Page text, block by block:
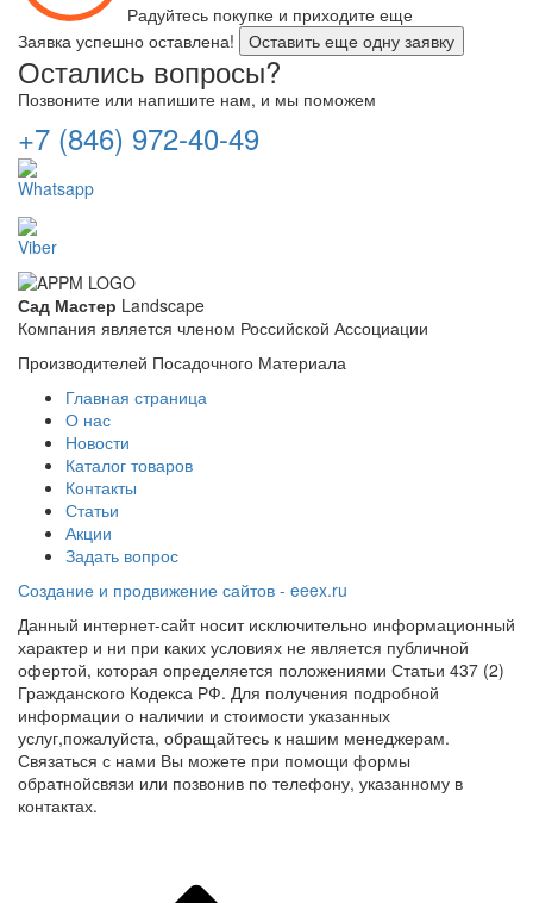
Радуйтесь покупке и приходите еще
Заявка успешно оставлена!
Оставить еще одну заявку
Остались вопросы?
Позвоните или напишите нам, и мы поможем
+7 (846) 972-40-49
Whatsapp
Viber
Сад Мастер Landscape
Компания является членом Российской Ассоциации
Производителей Посадочного Материала
Главная страница
О нас
Новости
Каталог товаров
Контакты
Статьи
Акции
Задать вопрос
Создание и продвижение сайтов - eeex.ru
Данный интернет-сайт носит исключительно информационный
характер и ни при каких условиях не является публичной
офертой, которая определяется положениями Статьи 437 (2)
Гражданского Кодекса РФ. Для получения подробной
информации о наличии и стоимости указанных
услуг,пожалуйста, обращайтесь к нашим менеджерам.
Связаться с нами Вы можете при помощи формы
обратнойсвязи или позвонив по телефону, указанному в
контактах.